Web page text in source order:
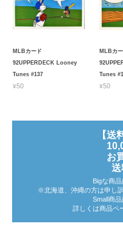
MLBカード
92UPPERDECK Looney
Tunes #137
¥50
MLBカ
Tunes
¥50
【送
お
送
Bigな商
※北海道、沖縄の方は申し
Small商品
詳しくは商品ペ